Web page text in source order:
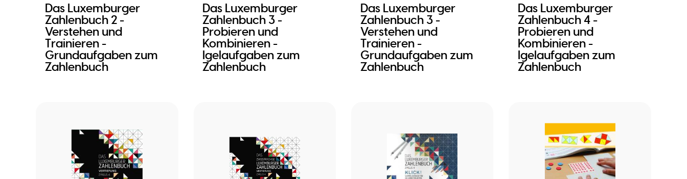
Das Luxemburger
Zahlenbuch 2 -
Verstehen und
Trainieren -
Grundaufgaben zum
Zahlenbuch
Das Luxemburger
Zahlenbuch 3 -
Probieren und
Kombinieren -
Igelaufgaben zum
Zahlenbuch
Das Luxemburger
Zahlenbuch 3 -
Verstehen und
Trainieren -
Grundaufgaben zum
Zahlenbuch
Das Luxemburger
Zahlenbuch 4 -
Probieren und
Kombinieren -
Igelaufgaben zum
Zahlenbuch